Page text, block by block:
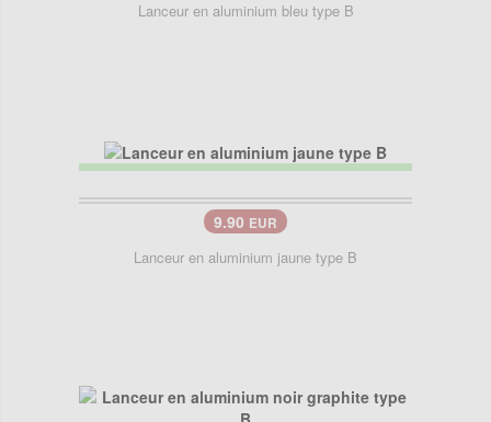
Lanceur en aluminium bleu type B
9.90 EUR
Lanceur en aluminium jaune type B